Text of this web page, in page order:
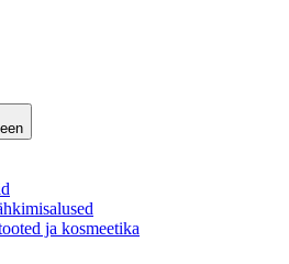
ja kosmeetika